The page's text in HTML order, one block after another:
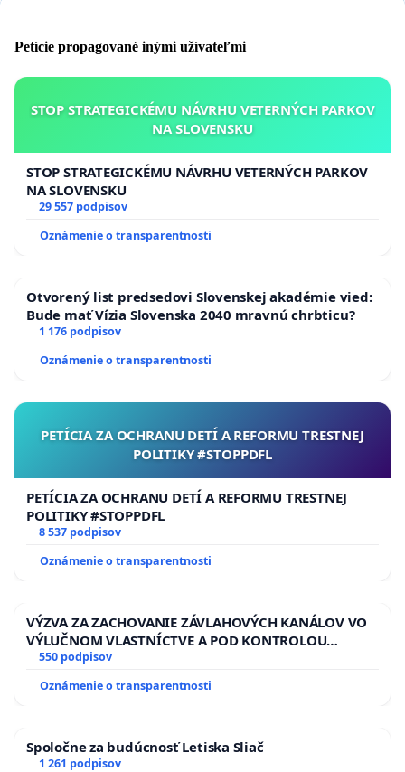
Petície propagované inými užívateľmi
STOP STRATEGICKÉMU NÁVRHU VETERNÝCH PARKOV
NA SLOVENSKU
STOP STRATEGICKÉMU NÁVRHU VETERNÝCH PARKOV
NA SLOVENSKU
29 557 podpisov
Oznámenie o transparentnosti
Otvorený list predsedovi Slovenskej akadémie vied:
Bude mať Vízia Slovenska 2040 mravnú chrbticu?
1 176 podpisov
Oznámenie o transparentnosti
PETÍCIA ZA OCHRANU DETÍ A REFORMU TRESTNEJ
POLITIKY #STOPPDFL
PETÍCIA ZA OCHRANU DETÍ A REFORMU TRESTNEJ
POLITIKY #STOPPDFL
8 537 podpisov
Oznámenie o transparentnosti
VÝZVA ZA ZACHOVANIE ZÁVLAHOVÝCH KANÁLOV VO
VÝLUČNOM VLASTNÍCTVE A POD KONTROLOU
SLOVENSKEJ REPUBLIKY & žiadosť na riešenie
kanálov na Slovensku
550 podpisov
Oznámenie o transparentnosti
Spoločne za budúcnosť Letiska Sliač
1 261 podpisov